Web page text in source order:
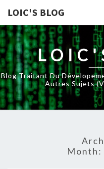
LOIC'S BLOG
Blog Traitant Du
Autres Sujets
Month: